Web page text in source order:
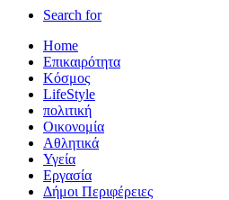
Search for
Home
Επικαιρότητα
Κόσμος
LifeStyle
πολιτική
Οικονομία
Αθλητικά
Υγεία
Εργασία
Δήμοι Περιφέρειες